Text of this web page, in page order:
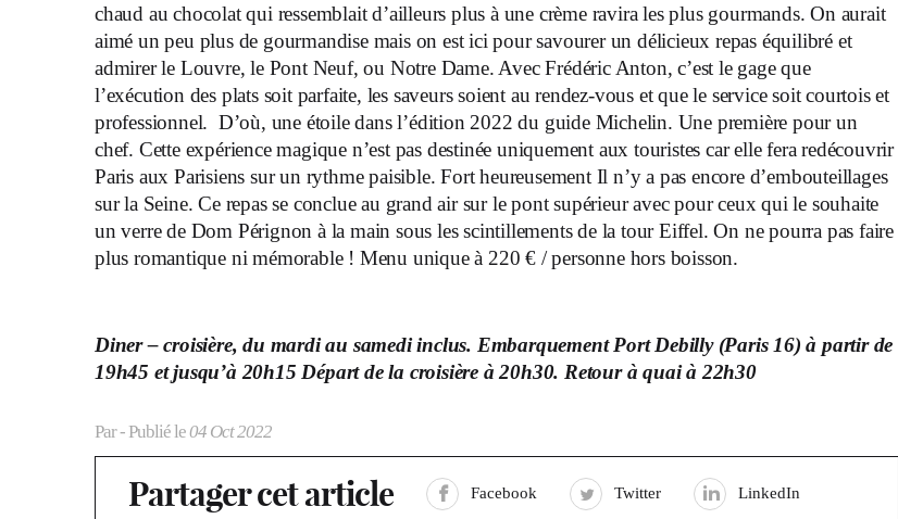
chaud au chocolat qui ressemblait d’ailleurs plus à une crème ravira les plus gourmands. On aurait
aimé un peu plus de gourmandise mais on est ici pour savourer un délicieux repas équilibré et
admirer le Louvre, le Pont Neuf, ou Notre Dame. Avec Frédéric Anton, c’est le gage que
l’exécution des plats soit parfaite, les saveurs soient au rendez-vous et que le service soit courtois et
professionnel. D’où, une étoile dans l’édition 2022 du guide Michelin. Une première pour un
chef. Cette expérience magique n’est pas destinée uniquement aux touristes car elle fera redécouvrir
Paris aux Parisiens sur un rythme paisible. Fort heureusement Il n’y a pas encore d’embouteillages
sur la Seine. Ce repas se conclue au grand air sur le pont supérieur avec pour ceux qui le souhaite
un verre de Dom Pérignon à la main sous les scintillements de la tour Eiffel. On ne pourra pas faire
plus romantique ni mémorable ! Menu unique à 220 € / personne hors boisson.
Diner – croisière, du mardi au samedi inclus. Embarquement Port Debilly (Paris 16) à partir de
19h45 et jusqu’à 20h15 Départ de la croisière à 20h30. Retour à quai à 22h30
Par- Publié le04 Oct 2022
Partager cet article Facebook Twitter LinkedIn